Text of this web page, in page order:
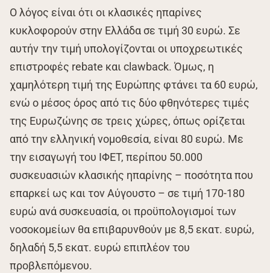
Ο λόγος είναι ότι οι κλασικές ηπαρίνες
κυκλοφορούν στην Ελλάδα σε τιμή 30 ευρώ. Σε
αυτήν την τιμή υπολογίζονται οι υποχρεωτικές
επιστροφές rebate και clawback. Όμως, η
χαμηλότερη τιμή της Ευρώπης φτάνει τα 60 ευρώ,
ενώ ο μέσος όρος από τις δύο φθηνότερες τιμές
της Ευρωζώνης σε τρεις χώρες, όπως ορίζεται
από την ελληνική νομοθεσία, είναι 80 ευρώ. Με
την εισαγωγή του ΙΦΕΤ, περίπου 50.000
συσκευασιών κλασικής ηπαρίνης – ποσότητα που
επαρκεί ως και τον Αύγουστο – σε τιμή 170-180
ευρώ ανά συσκευασία, οι προϋπολογισμοί των
νοσοκομείων θα επιβαρυνθούν με 8,5 εκατ. ευρώ,
δηλαδή 5,5 εκατ. ευρώ επιπλέον του
προβλεπόμενου.